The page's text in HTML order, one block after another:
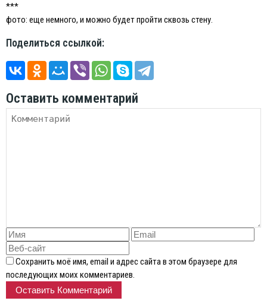
***
фото: еще немного, и можно будет пройти сквозь стену.
Поделиться ссылкой:
Оставить комментарий
Сохранить моё имя, email и адрес сайта в этом браузере для
последующих моих комментариев.